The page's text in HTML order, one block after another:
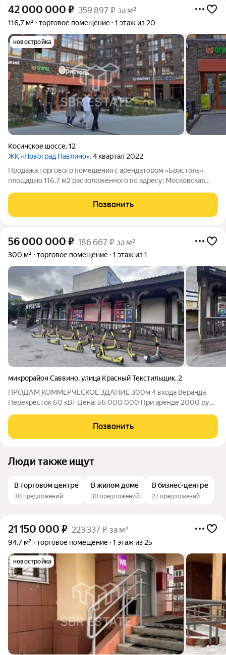
42 000 000 ₽ 359 897 ₽ за м²
116,7 м² торговое помещение 1 этаж из 20
новостройка
Косинское шоссе,12
ЖК «Новоград Павлино», 4 квартал 2022
Продажа торгового помещения с арендатором «Бристоль»
площадью 116,7 м2 расположенного по адресу: Московская
транспорте от метро Некрасовка). Помещение располагается
на 1-м этаже первой линии жилого
Позвонить
56 000 000 ₽ 186 667 ₽ за м²
300 м² торговое помещение 1 этаж из 1
микрорайон Саввино,улица Красный Текстильщик, 2
ПРОДАМ КОММЕРЧЕСКОЕ ЗДАНИЕ 300м 4 входа Веранда
Перекрёсток 60 кВт Цена: 56 000 000 При аренде 2000 руб/
окупаемость может быть ниже, а доход выше. Адрес:
Московская обл, г. Балашиха, мкр-н
Позвонить
Люди также ищут
В торговом центре
30 предложений
В жилом доме
30 предложений
В бизнес-центре
27 предложений
21 150 000 ₽ 223 337 ₽ за м²
94,7 м² торговое помещение 1 этаж из 25
новостройка